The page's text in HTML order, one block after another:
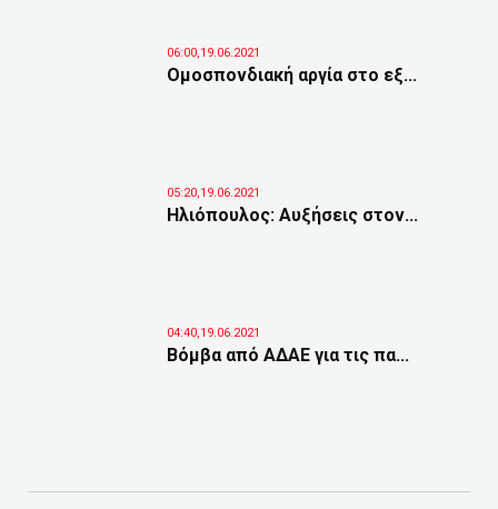
06:00,19.06.2021
Ομοσπονδιακή αργία στο εξ...
05:20,19.06.2021
Ηλιόπουλος: Αυξήσεις στον...
04:40,19.06.2021
Βόμβα από ΑΔΑΕ για τις πα...